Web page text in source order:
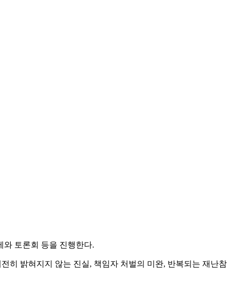
와 토론회 등을 진행한다.
히 밝혀지지 않는 진실, 책임자 처벌의 미완, 반복되는 재난참